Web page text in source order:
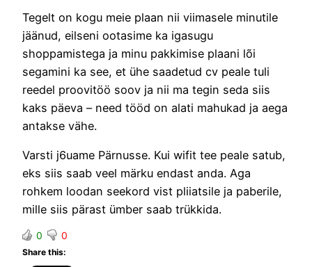
Tegelt on kogu meie plaan nii viimasele minutile
jäänud, eilseni ootasime ka igasugu
shoppamistega ja minu pakkimise plaani lõi
segamini ka see, et ühe saadetud cv peale tuli
reedel proovitöö soov ja nii ma tegin seda siis
kaks päeva – need tööd on alati mahukad ja aega
antakse vähe.
Varsti j6uame Pärnusse. Kui wifit tee peale satub,
eks siis saab veel märku endast anda. Aga
rohkem loodan seekord vist pliiatsile ja paberile,
mille siis pärast ümber saab trükkida.
0 0
Share this: